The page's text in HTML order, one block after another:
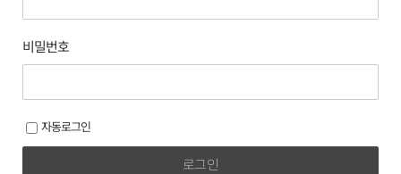
비밀번호
자동로그인
로그인